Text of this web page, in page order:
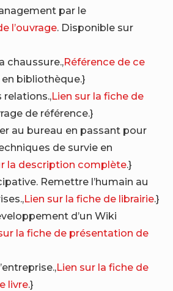
par le
l’ouvrage. Disponible sur
chaussure.,Référence de ce
bibliothèque.}
relations.,Lien sur la fiche de
de référence.}
au bureau en passant pour
de survie en
la description complète.}
Remettre l’humain au
Lien sur la fiche de librairie.}
d’un Wiki
la fiche de présentation de
Lien sur la fiche de
livre.}